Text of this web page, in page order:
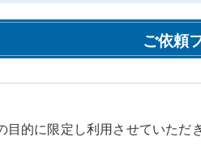
ご依頼
的に限定し利用させていただき